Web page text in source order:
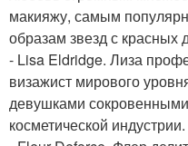
макияжу, самым
образам звезд с красных
- Lisa Eldridge. Лиза
визажист мирового
девушками
косметической индустрии.